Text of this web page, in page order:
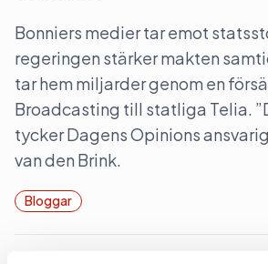
Bonniers medier tar emot
regeringen stärker makten
tar hem miljarder genom en
Broadcasting till statliga Telia.
tycker Dagens Opinions
van den Brink.
Bloggar